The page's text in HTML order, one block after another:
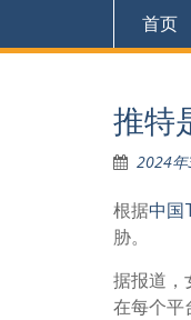
首页
推特
2024
根据中
胁。
据报道，
在每个平